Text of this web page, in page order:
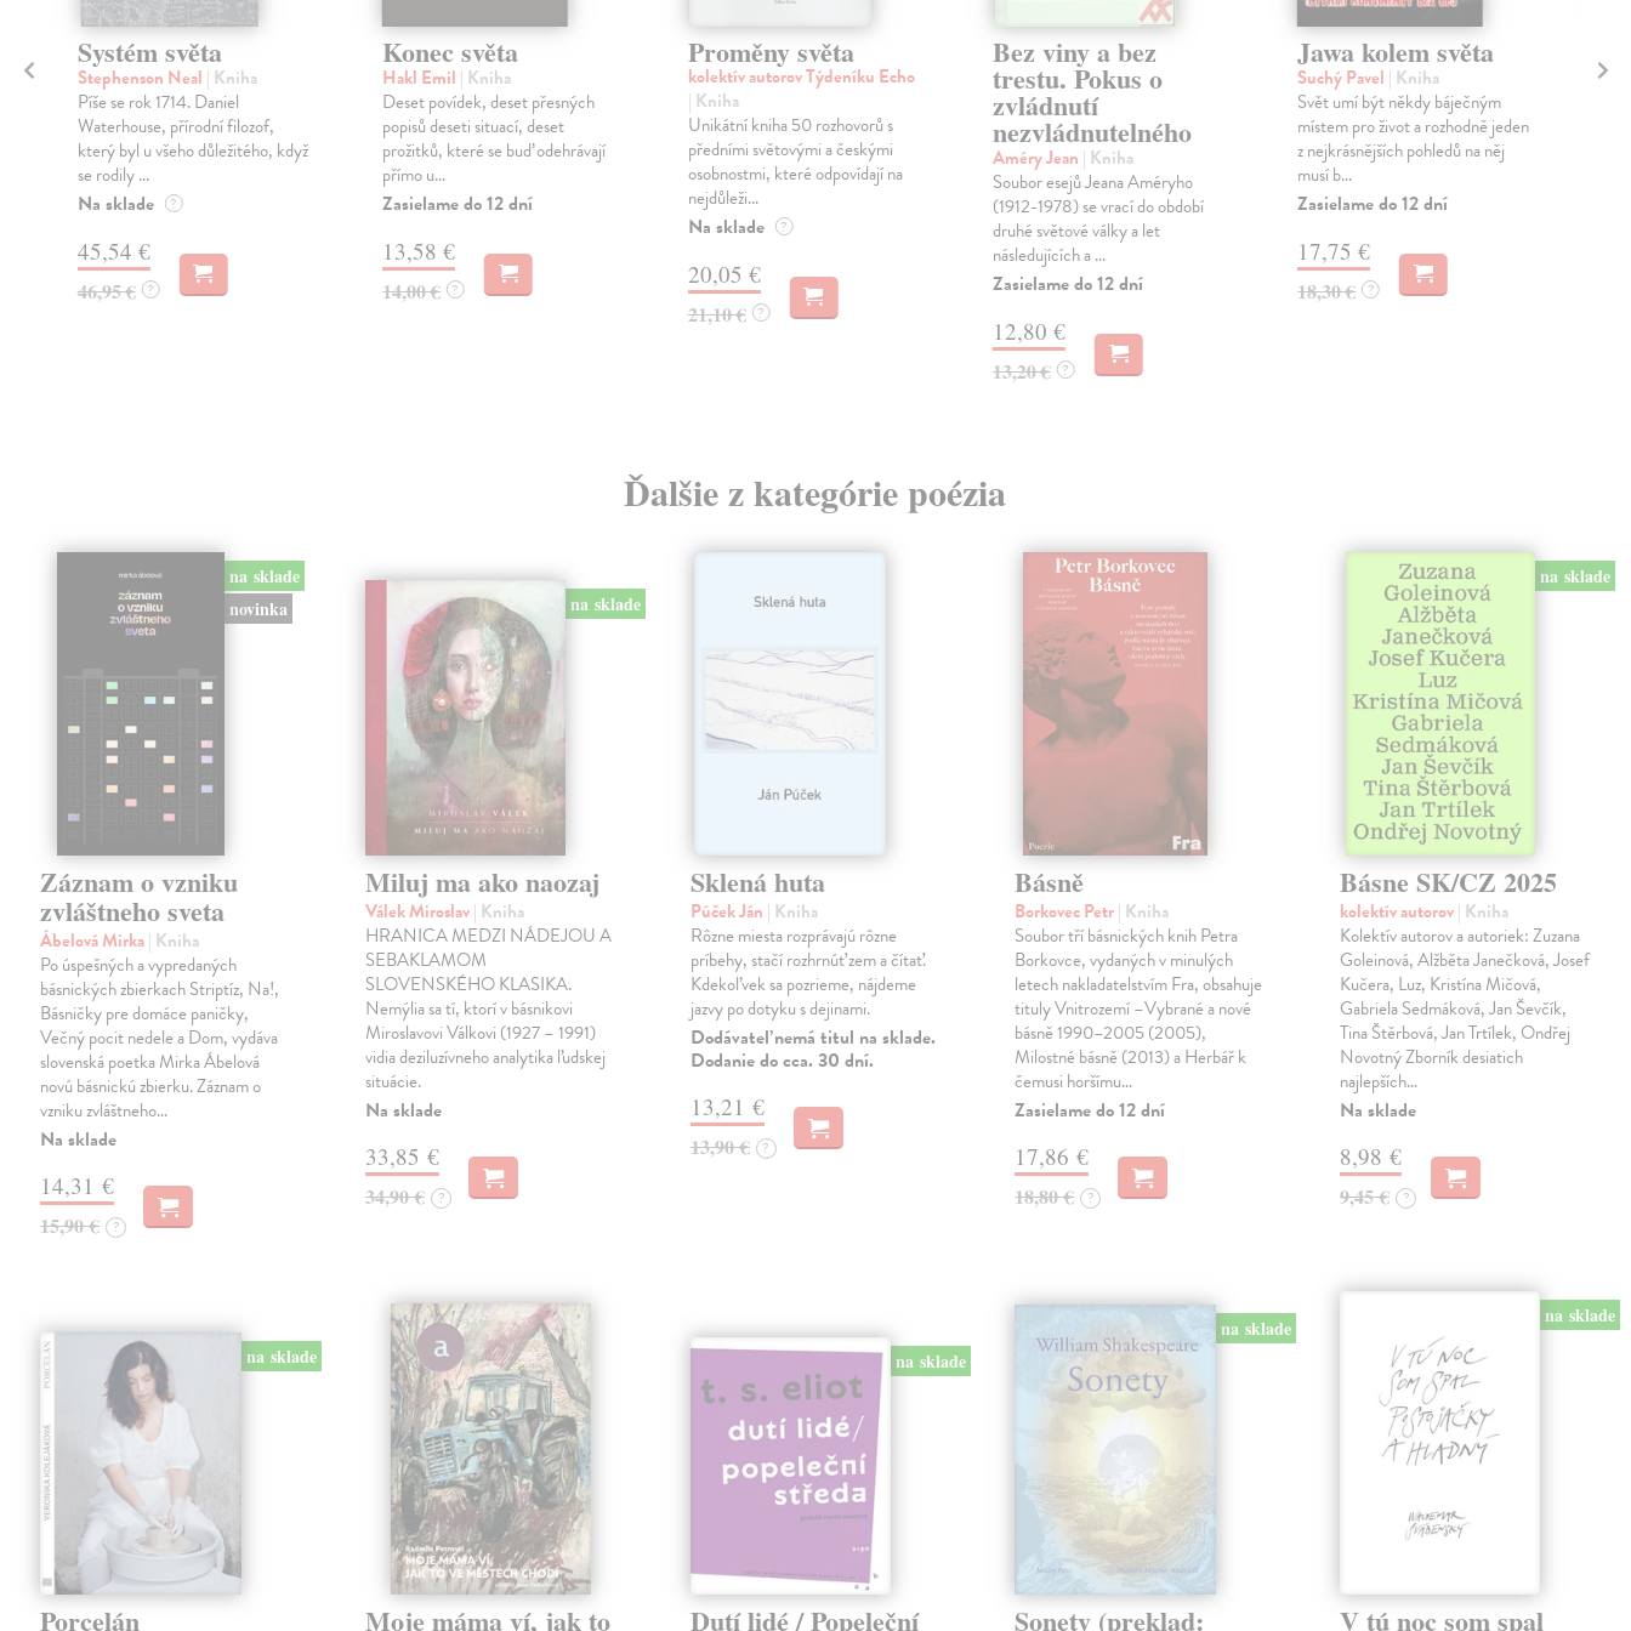
Systém světa
Stephenson Neal | Kniha
Píše se rok 1714. Daniel
Waterhouse, přírodní filozof,
který byl u všeho důležitého, když
se rodily ...
Na sklade ?
45,54 €
46,95 € ?
Konec světa
Hakl Emil | Kniha
Deset povídek, deset přesných
popisů deseti situací, deset
prožitků, které se buď odehrávají
přímo u...
Zasielame do 12 dní
13,58 €
14,00 € ?
Proměny světa
kolektív autorov Týdeníku Echo
| Kniha
Unikátní kniha 50 rozhovorů s
předními světovými a českými
osobnostmi, které odpovídají na
nejdůleži...
Na sklade ?
20,05 €
21,10 € ?
Bez viny a bez
trestu. Pokus o
zvládnutí
nezvládnutelného
Améry Jean | Kniha
Soubor esejů Jeana Améryho
(1912-1978) se vrací do období
druhé světové války a let
následujících a ...
Zasielame do 12 dní
12,80 €
13,20 € ?
Jawa kolem světa
Suchý Pavel | Kniha
Svět umí být někdy báječným
místem pro život a rozhodně jeden
z nejkrásnějších pohledů na něj
musí b...
Zasielame do 12 dní
17,75 €
18,30 € ?
Ďalšie z kategórie poézia
na sklade
novinka
Záznam o vzniku
zvláštneho sveta
Ábelová Mirka| Kniha
Po úspešných a vypredaných
básnických zbierkach Striptíz, Na!,
Básničky pre domáce paničky,
Večný pocit nedele a Dom, vydáva
slovenská poetka Mirka Ábelová
novú básnickú zbierku. Záznam o
vzniku zvláštneho…
Na sklade
14,31 €
15,90 € ?
na sklade
Miluj ma ako naozaj
Válek Miroslav| Kniha
HRANICA MEDZI NÁDEJOU A
SEBAKLAMOM
SLOVENSKÉHO KLASIKA.
Nemýlia sa tí, ktorí v básnikovi
Miroslavovi Válkovi (1927 – 1991)
vidia deziluzívneho analytika ľudskej
situácie.
Na sklade
33,85 €
34,90 € ?
Sklená huta
Púček Ján | Kniha
Rôzne miesta rozprávajú rôzne
príbehy, stačí rozhrnúť zem a čítať.
Kdekoľvek sa pozrieme, nájdeme
jazvy po dotyku s dejinami.
Dodávateľ nemá titul na sklade.
Dodanie do cca. 30 dní.
13,21 €
13,90 € ?
Básně
Borkovec Petr| Kniha
Soubor tří básnických knih Petra
Borkovce, vydaných v minulých
letech nakladatelstvím Fra, obsahuje
tituly Vnitrozemí –Vybrané a nové
básně 1990–2005 (2005),
Milostné básně (2013) a Herbář k
čemusi horšímu…
Zasielame do 12 dní
17,86 €
18,80 € ?
na sklade
Básne SK/CZ 2025
kolektív autorov| Kniha
Kolektív autorov a autoriek: Zuzana
Goleinová, Alžběta Janečková, Josef
Kučera, Luz, Kristína Mičová,
Gabriela Sedmáková, Jan Ševčík,
Tina Štěrbová, Jan Trtílek, Ondřej
Novotný Zborník desiatich
najlepších…
Na sklade
8,98 €
9,45 € ?
na sklade
Porcelán Moje máma ví, jak to
na sklade
Dutí lidé / Popeleční
na sklade
Sonety (preklad:
na sklade
V tú noc som spal